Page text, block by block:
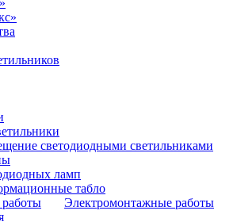
светодиодными светильниками
ламп
табло
Электромонтажные работы